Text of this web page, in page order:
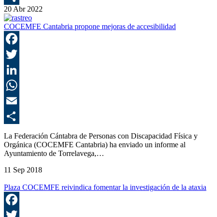
20 Abr 2022
COCEMFE Cantabria propone mejoras de accesibilidad
La Federación Cántabra de Personas con Discapacidad Física y
Orgánica (COCEMFE Cantabria) ha enviado un informe al
Ayuntamiento de Torrelavega,…
11 Sep 2018
Plaza COCEMFE reivindica fomentar la investigación de la ataxia